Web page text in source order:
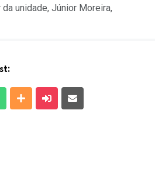
unidade, Júnior Moreira,
WhatsappOutras MídiasEnviar para um amigo